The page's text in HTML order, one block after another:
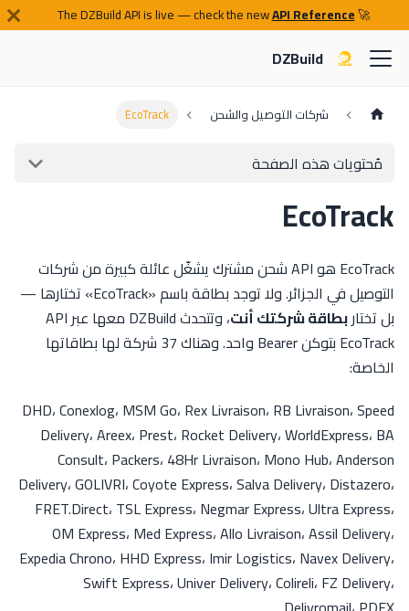
🚀 The DZBuild API is live — check the new
API Reference
DZBuild
شركات التوصيل والشحن EcoTrack
مُحتويات هذه الصفحة
EcoTrack
EcoTrack هو API شحن مشترك يشغّل عائلة كبيرة من شركات
التوصيل في الجزائر. ولا توجد بطاقة باسم «EcoTrack» تختارها —
بل تختاربطاقة شركتك أنت
، وتتحدث DZBuild معها عبر API
EcoTrack بتوكن Bearer واحد. وهناك 37 شركة لها بطاقاتها
الخاصة:
DHD، Conexlog، MSM Go، Rex Livraison، RB Livraison، Speed
Delivery، Areex، Prest، Rocket Delivery، WorldExpress، BA
Consult، Packers، 48Hr Livraison، Mono Hub، Anderson
Delivery، GOLIVRI، Coyote Express، Salva Delivery، Distazero،
FRET.Direct، TSL Express، Negmar Express، Ultra Express،
OM Express، Med Express، Allo Livraison، Assil Delivery،
Expedia Chrono، HHD Express، Imir Logistics، Navex Delivery،
Swift Express، Univer Delivery، Colireli، FZ Delivery،